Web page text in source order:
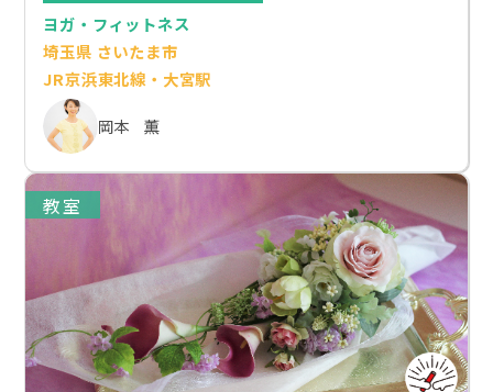
ヨガ・フィットネス
埼玉県 さいたま市
JR京浜東北線・大宮駅
岡本 薫
教室